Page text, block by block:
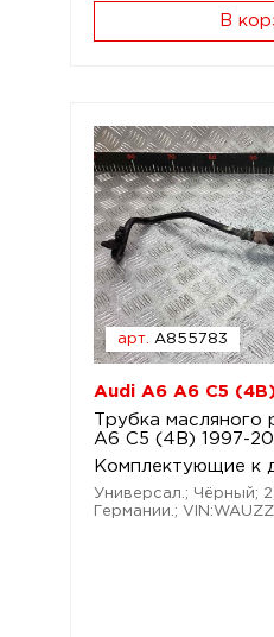
В
арт. A855783
Audi A6 A6 C5
Трубка масляного
A6 C5 (4B) 1997-
Комплектующие к
Универсал.; Чёрный;
Германии.;